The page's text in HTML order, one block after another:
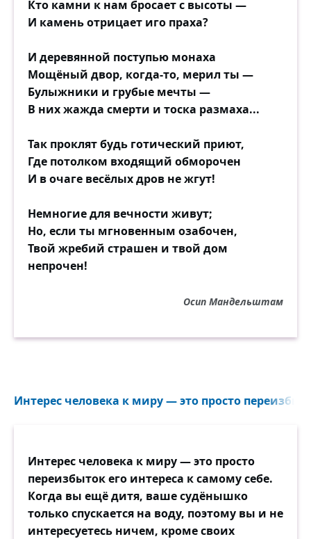
Кто камни к нам бросает с высоты —
И камень отрицает иго праха?
И деревянной поступью монаха
Мощёный двор, когда-то, мерил ты —
Булыжники и грубые мечты —
В них жажда смерти и тоска размаха...
Так проклят будь готический приют,
Где потолком входящий обморочен
И в очаге весёлых дров не жгут!
Немногие для вечности живут;
Но, если ты мгновенным озабочен,
Твой жребий страшен и твой дом
непрочен!
Осип Мандельштам
Интерес человека к миру — это просто
Интерес человека к миру — это просто
переизбыток его интереса к самому себе.
Когда вы ещё дитя, ваше судёнышко
только спускается на воду, поэтому вы и не
интересуетесь ничем, кроме своих